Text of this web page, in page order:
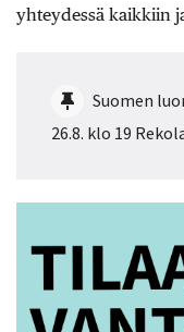
yhteydessä kaikkiin
Suomen
26.8. klo 19